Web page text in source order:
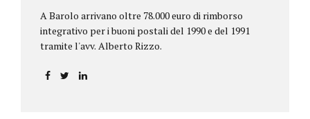
A Barolo arrivano oltre 78.000 euro di rimborso
integrativo per i buoni postali del 1990 e del 1991
tramite l'avv. Alberto Rizzo.